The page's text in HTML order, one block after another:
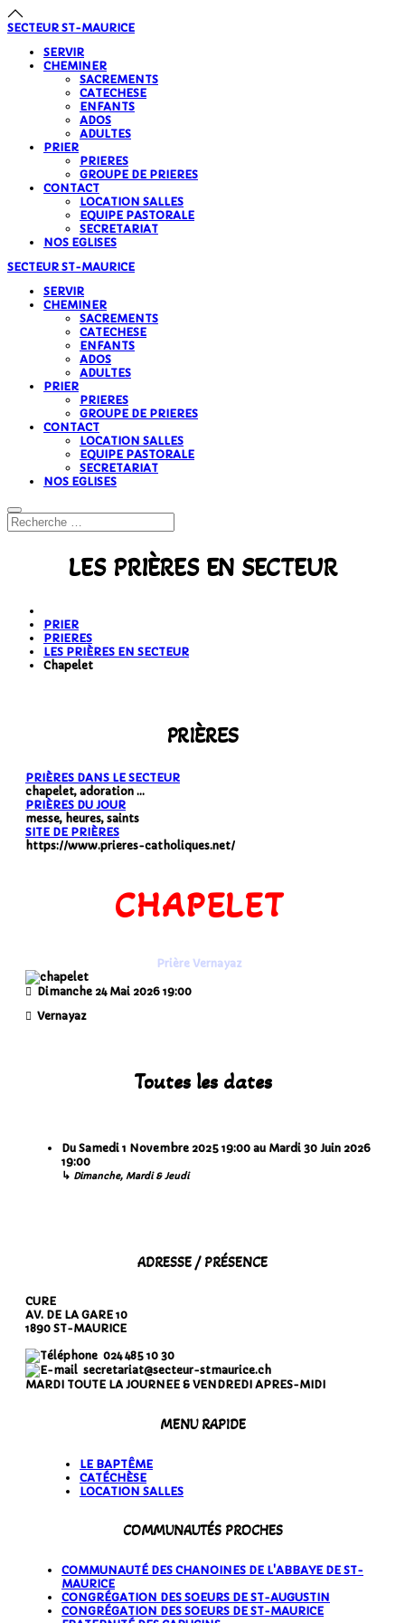
SECTEUR ST-MAURICE
SERVIR
CHEMINER
SACREMENTS
CATECHESE
ENFANTS
ADOS
ADULTES
PRIER
PRIERES
GROUPE DE PRIERES
CONTACT
LOCATION SALLES
EQUIPE PASTORALE
SECRETARIAT
NOS EGLISES
SECTEUR ST-MAURICE
SERVIR
CHEMINER
SACREMENTS
CATECHESE
ENFANTS
ADOS
ADULTES
PRIER
PRIERES
GROUPE DE PRIERES
CONTACT
LOCATION SALLES
EQUIPE PASTORALE
SECRETARIAT
NOS EGLISES
LES PRIÈRES EN SECTEUR
PRIER
PRIERES
LES PRIÈRES EN SECTEUR
Chapelet
PRIÈRES
PRIÈRES DANS LE SECTEUR
chapelet, adoration ...
PRIÈRES DU JOUR
messe, heures, saints
SITE DE PRIÈRES
https://www.prieres-catholiques.net/
CHAPELET
Prière Vernayaz
Dimanche 24 Mai 2026 19:00
Vernayaz
Toutes les dates
Du Samedi 1 Novembre 2025 19:00 au Mardi 30 Juin 2026
19:00
↳ Dimanche, Mardi & Jeudi
ADRESSE / PRÉSENCE
CURE
AV. DE LA GARE 10
1890 ST-MAURICE
024 485 10 30
secretariat@secteur-stmaurice.ch
MARDI TOUTE LA JOURNEE & VENDREDI APRES-MIDI
MENU RAPIDE
LE BAPTÊME
CATÉCHÈSE
LOCATION SALLES
COMMUNAUTÉS PROCHES
COMMUNAUTÉ DES CHANOINES DE L'ABBAYE DE ST-
MAURICE
CONGRÉGATION DES SOEURS DE ST-AUGUSTIN
CONGRÉGATION DES SOEURS DE ST-MAURICE